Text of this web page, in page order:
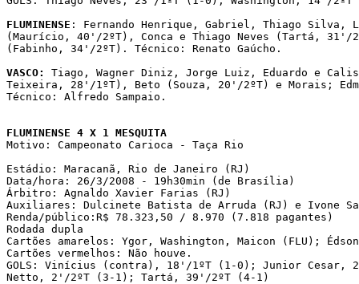
FLUMINENSE : Fernando Henrique, Gabriel, Thiago Silva,
(Maurício, 40'/2ºT), Conca e Thiago Neves (Tartá, 31'/
(Fabinho, 34'/2ºT). Técnico: Renato Gaúcho.
VASCO:
Tiago, Wagner Diniz, Jorge Luiz, Eduardo e
Teixeira, 28'/1ºT), Beto (Souza, 20'/2ºT) e Morais;
Técnico: Alfredo Sampaio.
FLUMINENSE 4 X 1 MESQUITA
Motivo: Campeonato Carioca - Taça Rio
Estádio: Maracanã, Rio de Janeiro (RJ)
Data/hora: 26/3/2008 - 19h30min (de Brasília)
Árbitro: Agnaldo Xavier Farias (RJ)
Auxiliares: Dulcinete Batista de Arruda (RJ) e Ivone
Renda/público:R$ 78.323,50 / 8.970 (7.818 pagantes)
Rodada dupla
Cartões amarelos: Ygor, Washington, Maicon (FLU); Édson
Cartões vermelhos: Não houve.
GOLS: Vinícius (contra), 18'/1ºT (1-0); Junior Cesar,
Netto, 2'/2ºT (3-1); Tartá, 39'/2ºT (4-1)